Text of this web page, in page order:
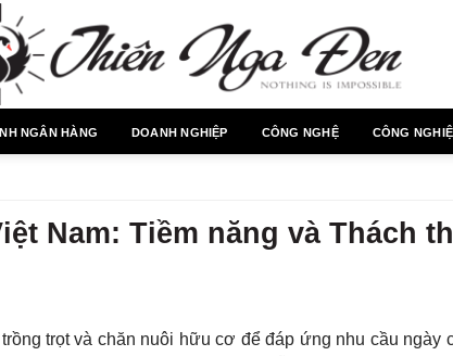
NGÂN HÀNG DOANH NGHIỆP CÔNG NGHỆ CÔNG
Nam: Tiềm năng và Thách
trọt và chăn nuôi hữu cơ để đáp ứng nhu cầu ngày